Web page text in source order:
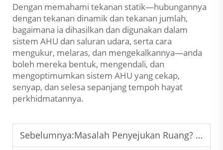
Dengan memahami tekanan statik—hubungannya
dengan tekanan dinamik dan tekanan jumlah,
bagaimana ia dihasilkan dan digunakan dalam
sistem AHU dan saluran udara, serta cara
mengukur, melaras, dan mengekalkannya—anda
boleh mereka bentuk, mengendali, dan
mengoptimumkan sistem AHU yang cekap,
senyap, dan selesa sepanjang tempoh hayat
perkhidmatannya.
Sebelumnya:Masalah Penyejukan Ruang? HVAC Komersial Memenuhi Pelbagai Kebutuhan